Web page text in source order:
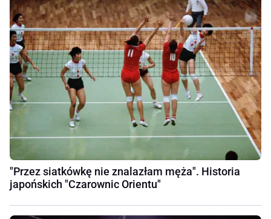
"Przez siatkówkę nie znalazłam męża". Historia
japońskich "Czarownic Orientu"